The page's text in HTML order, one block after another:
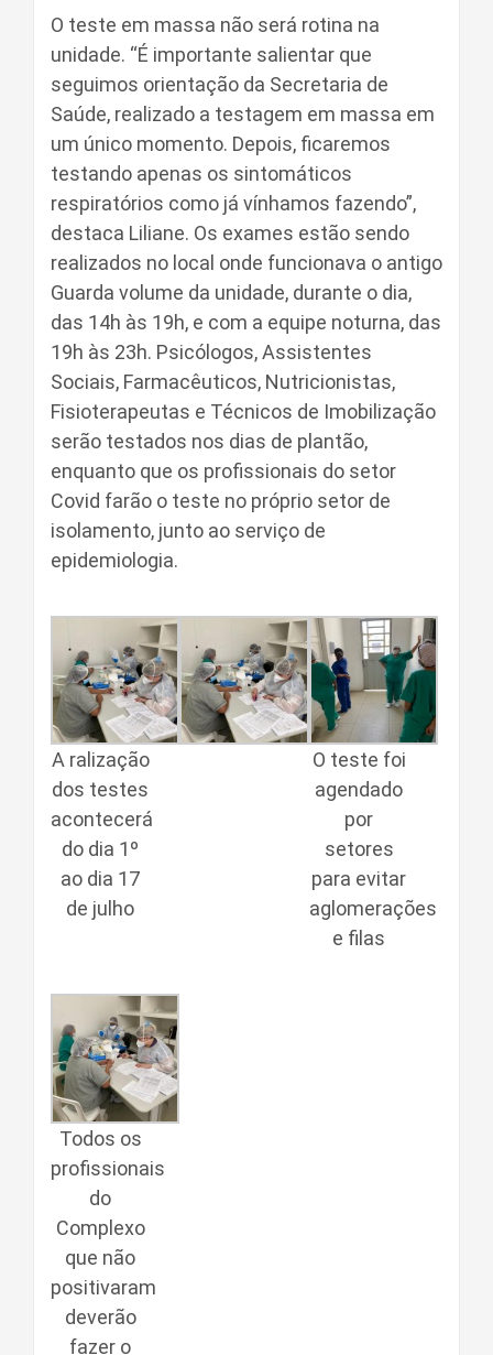
O teste em massa não será rotina na
unidade. “É importante salientar que
seguimos orientação da Secretaria de
Saúde, realizado a testagem em massa em
um único momento. Depois, ficaremos
testando apenas os sintomáticos
respiratórios como já vínhamos fazendo”,
destaca Liliane. Os exames estão sendo
realizados no local onde funcionava o antigo
Guarda volume da unidade, durante o dia,
das 14h às 19h, e com a equipe noturna, das
19h às 23h. Psicólogos, Assistentes
Sociais, Farmacêuticos, Nutricionistas,
Fisioterapeutas e Técnicos de Imobilização
serão testados nos dias de plantão,
enquanto que os profissionais do setor
Covid farão o teste no próprio setor de
isolamento, junto ao serviço de
epidemiologia.
A ralização
dos testes
acontecerá
do dia 1º
ao dia 17
de julho
O teste foi
agendado
por
setores
para evitar
aglomerações
e filas
Todos os
profissionais
do
Complexo
que não
positivaram
deverão
fazer o